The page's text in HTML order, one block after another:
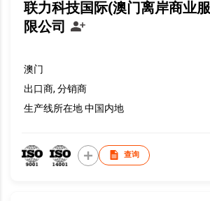
联力科技国际(澳门离岸商业
限公司
澳门
出口商, 分销商
生产线所在地 中国内地
查询